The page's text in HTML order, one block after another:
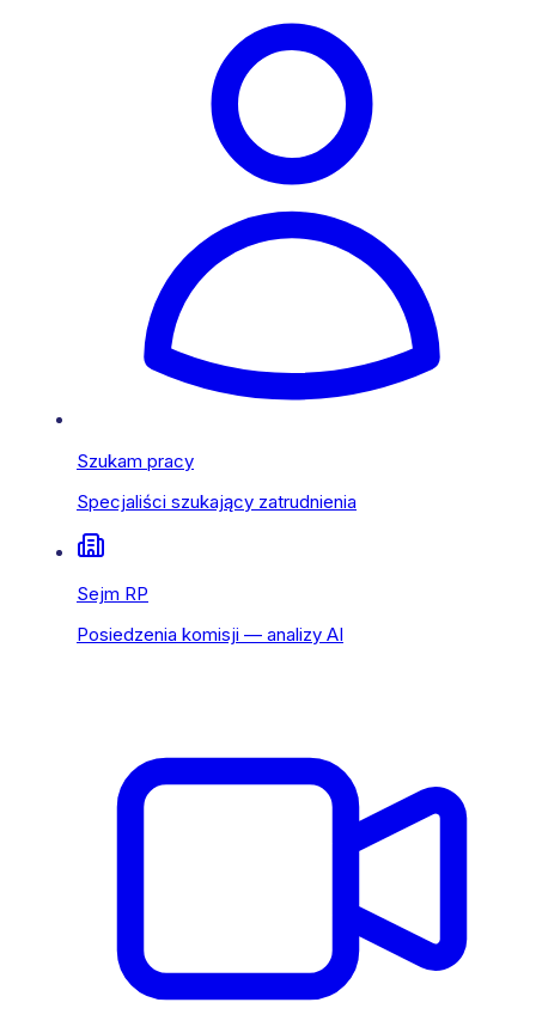
Szukam pracy
Specjaliści szukający zatrudnienia
Sejm RP
Posiedzenia komisji — analizy AI